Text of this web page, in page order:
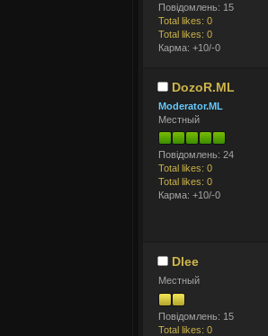
Повідомлень: 15
Total likes: 0
Total likes: 0
Карма: +10/-0
DozoR.ML
Moderator.ML
Местный
Повідомлень: 24
Total likes: 0
Total likes: 0
Карма: +10/-0
Dlee
Местный
Повідомлень: 15
Total likes: 0